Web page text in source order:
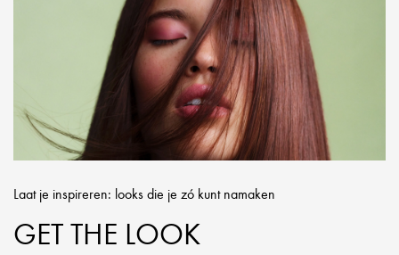
Laat je inspireren: looks die je zó kunt namaken
GET THE LOOK